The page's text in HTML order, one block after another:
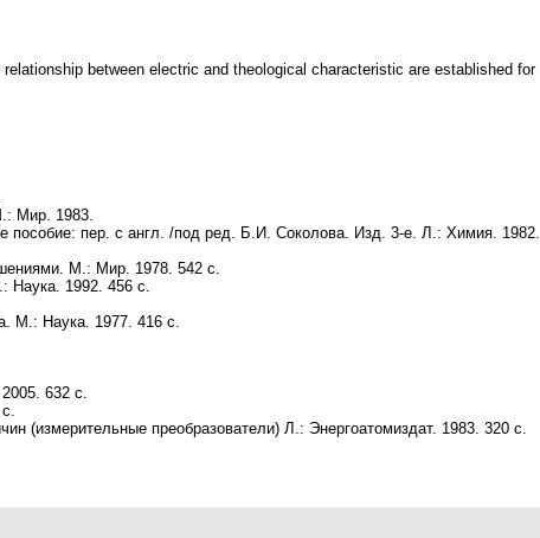
between electric and theological characteristic are established for
Мир. 1983.
пособие: пер. с англ. /под ред. Б.И. Соколова. Изд. 3-е. Л.: Химия. 1982.
М.: Мир. 1978. 542 с.
Наука. 1992. 456 с.
М.: Наука. 1977. 416 с.
632 с.
(измерительные преобразователи) Л.: Энергоатомиздат. 1983. 320 с.